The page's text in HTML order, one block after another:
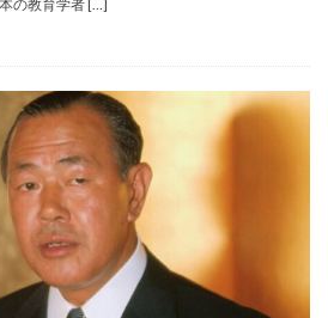
の教育学者 […]